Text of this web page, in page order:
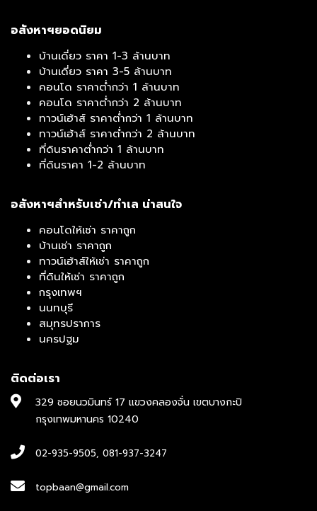
อสังหาฯยอดนิยม
บ้านเดี่ยว ราคา 1-3 ล้านบาท
บ้านเดี่ยว ราคา 3-5 ล้านบาท
คอนโด ราคาต่ำกว่า 1 ล้านบาท
คอนโด ราคาต่ำกว่า 2 ล้านบาท
ทาวน์เฮ้าส์ ราคาต่ำกว่า 1 ล้านบาท
ทาวน์เฮ้าส์ ราคาต่ำกว่า 2 ล้านบาท
ที่ดินราคาต่ำกว่า 1 ล้านบาท
ที่ดินราคา 1-2 ล้านบาท
อสังหาฯสำหรับเช่า/ทำเล น่าสนใจ
คอนโดให้เช่า ราคาถูก
บ้านเช่า ราคาถูก
ทาวน์เฮ้าส์ให้เช่า ราคาถูก
ที่ดินให้เช่า ราคาถูก
กรุงเทพฯ
นนทบุรี
สมุทรปราการ
นครปฐม
ติดต่อเรา
329 ซอยนวมินทร์ 17 แขวงคลองจั่น เขตบางกะปิ
กรุงเทพมหานคร 10240
02-935-9505, 081-937-3247
topbaan@gmail.com